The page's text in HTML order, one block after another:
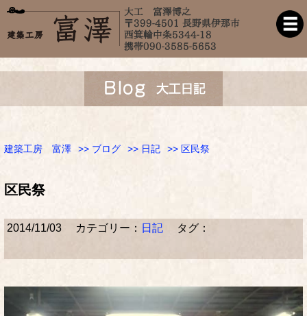
建築工房 富澤 >> ブログ >> 日記 >> 区民祭
区民祭
2014/11/03 カテゴリー： 日記 タグ：